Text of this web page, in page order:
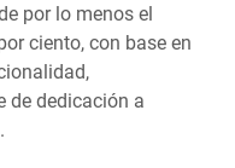
por lo menos el
ciento, con base en
de dedicación a